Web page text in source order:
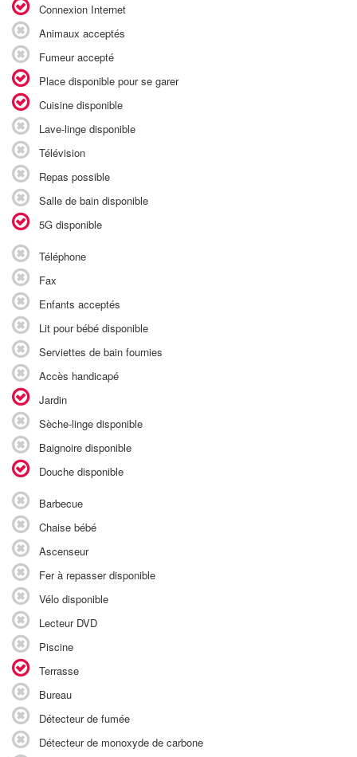
Connexion Internet
Animaux acceptés
Fumeur accepté
Place disponible pour se garer
Cuisine disponible
Lave-linge disponible
Télévision
Repas possible
Salle de bain disponible
5G disponible
Téléphone
Fax
Enfants acceptés
Lit pour bébé disponible
Serviettes de bain fournies
Accès handicapé
Jardin
Sèche-linge disponible
Baignoire disponible
Douche disponible
Barbecue
Chaise bébé
Ascenseur
Fer à repasser disponible
Vélo disponible
Lecteur DVD
Piscine
Terrasse
Bureau
Détecteur de fumée
Détecteur de monoxyde de carbone